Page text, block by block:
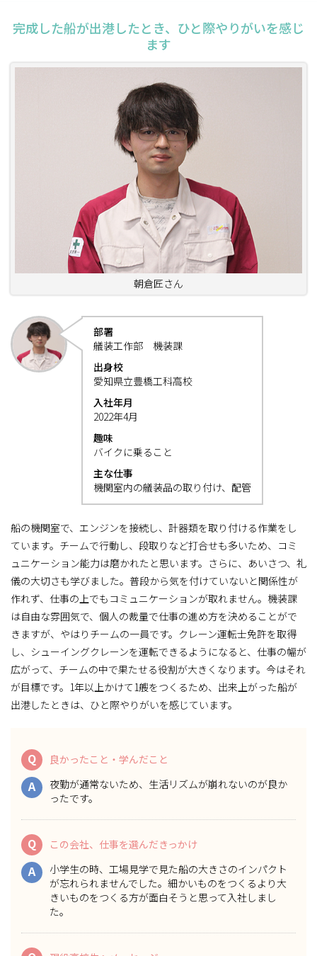
完成した船が出港したとき、ひと際やりがいを感じ
ます
朝倉匠さん
部署
艤装工作部 機装課
出身校
愛知県立豊橋工科高校
入社年月
2022年4月
趣味
バイクに乗ること
主な仕事
機関室内の艤装品の取り付け、配管
船の機関室で、エンジンを接続し、計器類を取り付ける作業をし
ています。チームで行動し、段取りなど打合せも多いため、コミ
ュニケーション能力は磨かれたと思います。さらに、あいさつ、礼
儀の大切さも学びました。普段から気を付けていないと関係性が
作れず、仕事の上でもコミュニケーションが取れません。機装課
は自由な雰囲気で、個人の裁量で仕事の進め方を決めることがで
きますが、やはりチームの一員です。クレーン運転士免許を取得
し、シューイングクレーンを運転できるようになると、仕事の幅が
広がって、チームの中で果たせる役割が大きくなります。今はそれ
が目標です。1年以上かけて1艘をつくるため、出来上がった船が
出港したときは、ひと際やりがいを感じています。
Q 良かったこと・学んだこと
A
夜勤が通常ないため、生活リズムが崩れないのが良か
ったです。
Q この会社、仕事を選んだきっかけ
A
小学生の時、工場見学で見た船の大きさのインパクト
が忘れられませんでした。細かいものをつくるより大
きいものをつくる方が面白そうと思って入社しまし
た。